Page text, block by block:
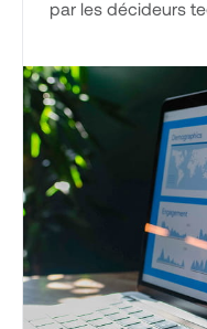
par les décideurs